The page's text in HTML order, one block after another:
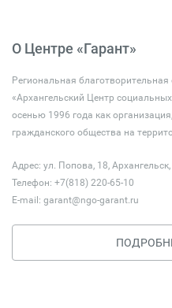
О Центре «Гарант»
Региональная
«Архангельский Центр
осенью 1996 года как
гражданского общества на
Адрес: ул. Попова, 18,
Телефон: +7(818) 220-65-10
E-mail: garant@ngo-garant.ru